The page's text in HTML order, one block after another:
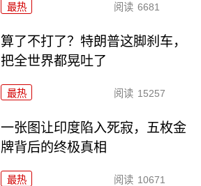
最热 阅读 6681
算了不打了？特朗普这脚刹车，
把全世界都晃吐了
最热 阅读 15257
一张图让印度陷入死寂，五枚金
牌背后的终极真相
最热 阅读 10671